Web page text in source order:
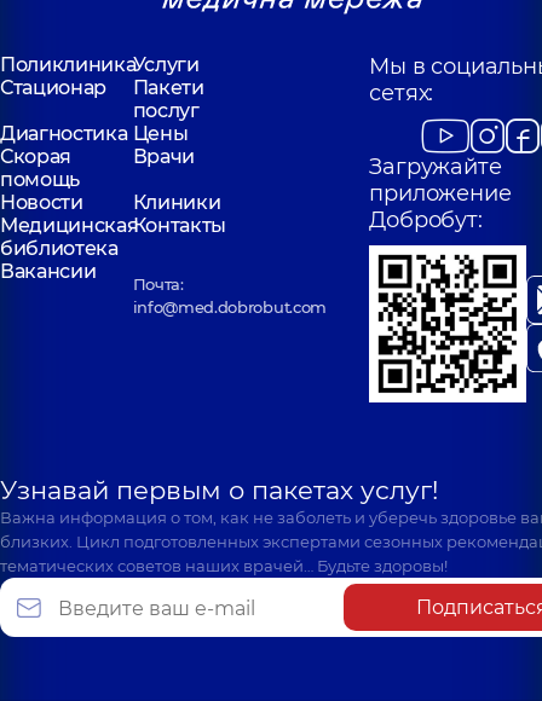
ПоликлиникаУслуги
Стационар
Пакети
послуг
Диагностика Цены
Скорая
помощь
Врачи
Новости
Клиники
Медицинская
библиотека
Контакты
Вакансии
Почта:
info@med.dobrobut.com
Мы в
сетях:
Загружайте
приложение
Добробут:
Узнавай первым о пакетах услуг!
Важна информация о том, как не заболеть и уберечь здоровье
близких. Цикл подготовленных экспертами сезонных
тематических советов наших врачей… Будьте здоровы!